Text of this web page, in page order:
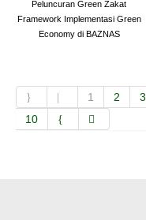
Peluncuran Green Zakat
Framework Implementasi Green
Economy di BAZNAS
1 2 3
10